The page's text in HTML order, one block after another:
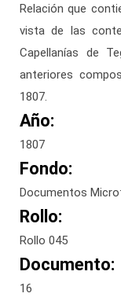
Relación que
vista de las
Capellanías de
anteriores
1807.
Año:
1807
Fondo:
Documentos
Rollo:
Rollo 045
Documento:
16